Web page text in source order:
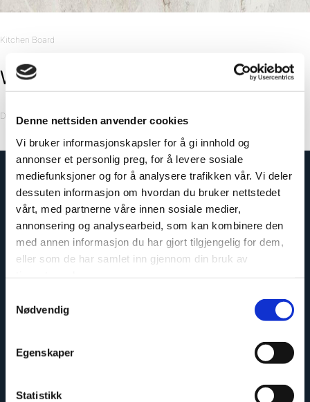
Denne nettsiden anvender cookies
Vi bruker informasjonskapsler for å gi innhold og
annonser et personlig preg, for å levere sosiale
mediefunksjoner og for å analysere trafikken vår. Vi deler
dessuten informasjon om hvordan du bruker nettstedet
vårt, med partnerne våre innen sosiale medier,
annonsering og analysearbeid, som kan kombinere den
med annen informasjon du har gjort tilgjengelig for dem,
eller som de har samlet inn gjennom din bruk av
Nødvendig
Egenskaper
Statistikk
Kitchen Board
White Marble
Decor Code: 2273KM00 *US Stock